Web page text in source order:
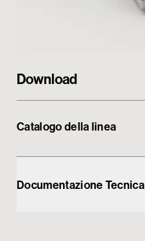
Download
Catalogo della linea
Documentazione Tecnica